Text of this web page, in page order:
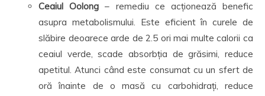
Ceaiul Oolong – remediu ce acționează benefic
asupra metabolismului. Este eficient în curele de
slăbire deoarece arde de 2.5 ori mai multe calorii ca
ceaiul verde, scade absorbția de grăsimi, reduce
apetitul. Atunci când este consumat cu un sfert de
oră înainte de o masă cu carbohidrați, reduce